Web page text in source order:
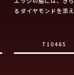
るダイヤモンドを添
T10465